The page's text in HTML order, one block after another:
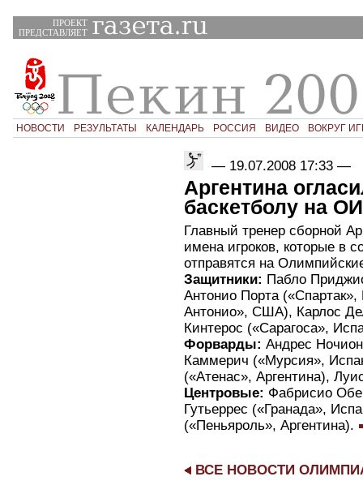
ПРОЕКТ
ПРЕДСТАВЛЯЕТ
НОВОСТИ РЕЗУЛЬТАТЫ КАЛЕНДАРЬ РОССИЯ ВИДЕО ВОКРУГ
— 19.07.2008 17:33 —
Аргентина
баскетболу на ОИ
Главный тренер сборной
имена игроков, которые в
отправятся на
Защитники: Пабло
Антонио Порта
Антонио», США), Карлос
Кинтерос («Сарагоса»,
Форварды: Андрес
Каммерич («Мурсия»,
(«Атенас», Аргентина),
Центровые: Фабрисио
Гутьеррес («Гранада»,
(«Пеньяроль», Аргентина).
ВСЕ НОВОСТИ